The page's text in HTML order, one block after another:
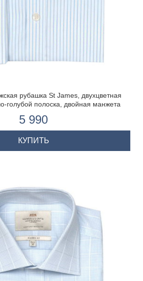
рубашка St James, двухцветная
голубой полоска, двойная манжета
5 990
КУПИТЬ